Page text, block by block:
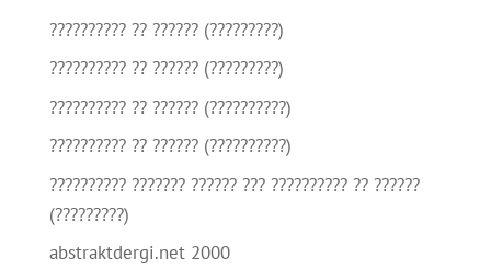
?????????? ?? ?????? (?????????)
?????????? ?? ?????? (?????????)
?????????? ?? ?????? (??????????)
?????????? ?? ?????? (??????????)
?????????? ??????? ?????? ??? ?????????? ?? ??????
(?????????)
abstraktdergi.net 2000